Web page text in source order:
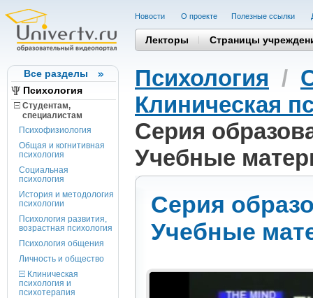
Все разделы
Психология
Студентам,
cпециалистам
Психофизиология
Общая и когнитивная
психология
Социальная
психология
История и методология
психологии
Психология развития,
возрастная психология
Психология общения
Личность и общество
Клиническая
психология и
психотерапия
Новости О проекте Полезные cсылки
Лекторы Страницы
Психология /
Клиническая
Серия
Учебные
Серия
Учебные